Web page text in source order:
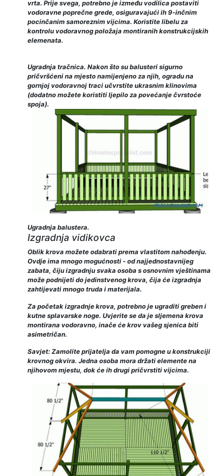
vrta. Prije svega, potrebno je između vodilica postaviti
vodoravne poprečne grede, osiguravajući ih 9-inčnim
pocinčanim samoreznim vijcima. Koristite libelu za
kontrolu vodoravnog položaja montiranih konstrukcijskih
elemenata.
Ugradnja tračnica. Nakon što su balusteri sigurno
pričvršćeni na mjesto namijenjeno za njih, ogradu na
gornjoj vodoravnoj traci učvrstite ukrasnim klinovima
(dodatno možete koristiti ljepilo za povećanje čvrstoće
spoja).
Ugradnja balustera.
Izgradnja vidikovca
Oblik krova možete odabrati prema vlastitom nahođenju.
Ovdje ima mnogo mogućnosti - od najjednostavnijeg
zabata, čiju izgradnju svaka osoba s osnovnim vještinama
može podnijeti do jedinstvenog krova, čija će izgradnja
zahtijevati mnogo truda i materijala.
Za početak izgradnje krova, potrebno je ugraditi greben i
kutne splavarske noge. Uvjerite se da je sljemena krova
montirana vodoravno, inače će krov vašeg sjenica biti
asimetričan.
Savjet: Zamolite prijatelja da vam pomogne u konstrukciji
krovnog okvira. Jedna osoba mora držati elemente na
njihovom mjestu, dok će ih drugi pričvrstiti vijcima.